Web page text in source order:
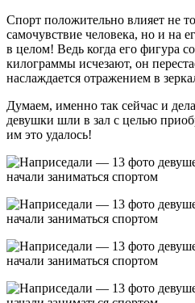
Спорт положительно влияет не
самочувствие человека, но и на
в целом! Ведь когда его фигура
килограммы исчезают, он
наслаждается отражением в
Думаем, именно так сейчас и
девушки шли в зал с целью
им это удалось!